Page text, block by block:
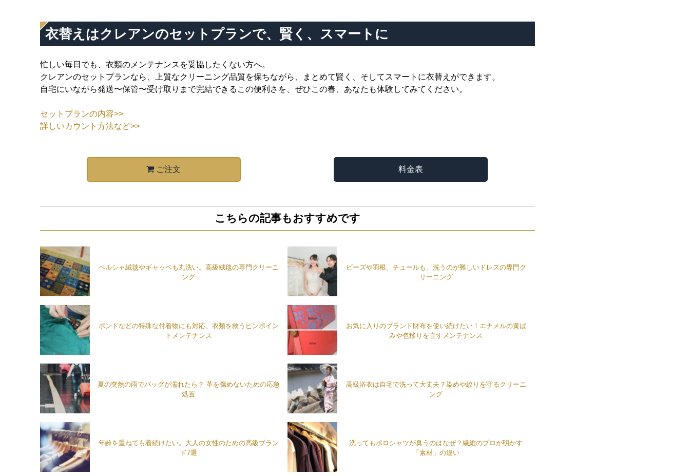
衣替えはクレアンのセットプランで、賢く、スマートに
忙しい毎日でも、衣類のメンテナンスを妥協したくない方へ。
クレアンのセットプランなら、上質なクリーニング品質を保ちながら、まとめて賢く、そしてスマートに衣替えができます。
自宅にいながら発送〜保管〜受け取りまで完結できるこの便利さを、ぜひこの春、あなたも体験してみてください。
セットプランの内容>>
詳しいカウント方法など>>
ご注文 料金表
こちらの記事もおすすめです
ペルシャ絨毯やギャッベも丸洗い。高級絨毯の専門クリーニ
ング
ビーズや羽根、チュールも。洗うのが難しいドレスの専門ク
リーニング
ボンドなどの特殊な付着物にも対応。衣類を救うピンポイン
トメンテナンス
お気に入りのブランド財布を使い続けたい！エナメルの黄ば
みや色移りを直すメンテナンス
夏の突然の雨でバッグが濡れたら？ 革を傷めないための応急
処置
高級浴衣は自宅で洗って大丈夫？染めや絞りを守るクリーニ
ング
年齢を重ねても着続けたい。大人の女性のための高級ブラン
ド7選
洗ってもポロシャツが臭うのはなぜ？繊維のプロが明かす
「素材」の違い